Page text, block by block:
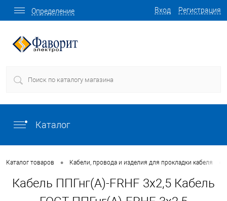
Вход Регистрация
Определение
Каталог
Каталог товаров • Кабели, провода и изделия для прокладки кабеля
Кабель ППГнг(А)-FRHF 3х2,5 Кабель